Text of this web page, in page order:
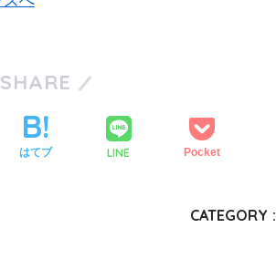
SHARE
はてブ LINE Pocket
CATEGORY :